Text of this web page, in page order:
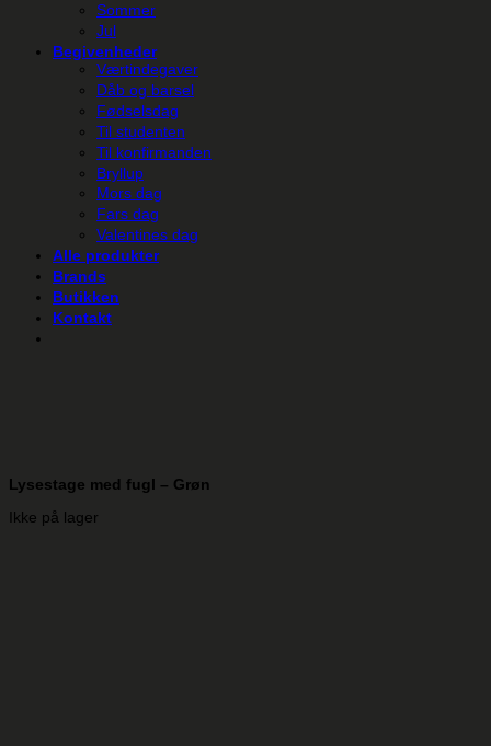
Sommer
Jul
Begivenheder
Værtindegaver
Dåb og barsel
Fødselsdag
Til studenten
Til konfirmanden
Bryllup
Mors dag
Fars dag
Valentines dag
Alle produkter
Brands
Butikken
Kontakt
Lysestage med fugl – Grøn
Ikke på lager